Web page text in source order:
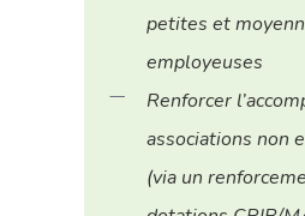
petites et
employeuses
Renforcer
associations non
(via un